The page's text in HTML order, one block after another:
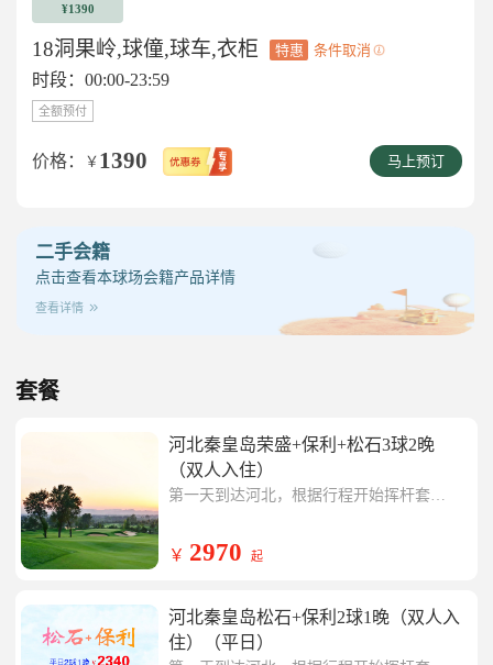
¥1390
18洞果岭,球僮,球车,衣柜 特惠 条件取消
时段：00:00-23:59
全额预付
价格： ￥ 1390 马上预订
二手会籍
点击查看本球场会籍产品详情
查看详情
套餐
河北秦皇岛荣盛+保利+松石3球2晚
（双人入住）
第一天到达河北，根据行程开始挥杆套餐
结束返回温暖的家。
￥ 2970 起
河北秦皇岛松石+保利2球1晚（双人入
住）（平日）